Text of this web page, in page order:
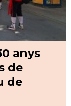
anys
de
de